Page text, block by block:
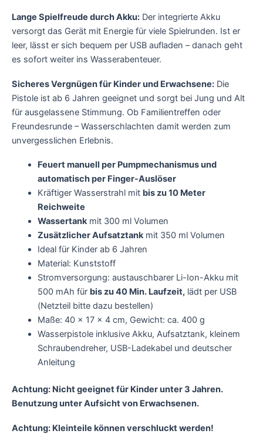
Lange Spielfreude durch Akku: Der integrierte Akku
versorgt das Gerät mit Energie für viele Spielrunden. Ist er
leer, lässt er sich bequem per USB aufladen – danach geht
es sofort weiter ins Wasserabenteuer.
Sicheres Vergnügen für Kinder und Erwachsene: Die
Pistole ist ab 6 Jahren geeignet und sorgt bei Jung und Alt
für ausgelassene Stimmung. Ob Familientreffen oder
Freundesrunde – Wasserschlachten damit werden zum
unvergesslichen Erlebnis.
Feuert manuell per Pumpmechanismus und
automatisch per Finger-Auslöser
Kräftiger Wasserstrahl mit bis zu 10 Meter
Reichweite
Wassertankmit 300 ml Volumen
Zusätzlicher Aufsatztankmit 350 ml Volumen
Ideal für Kinder ab 6 Jahren
Material: Kunststoff
Stromversorgung: austauschbarer Li-Ion-Akku mit
500 mAh für bis zu 40 Min. Laufzeit,lädt per USB
(Netzteil bitte dazu bestellen)
Maße: 40 x 17 x 4 cm, Gewicht: ca. 400 g
Wasserpistole inklusive Akku, Aufsatztank, kleinem
Schraubendreher, USB-Ladekabel und deutscher
Anleitung
Achtung: Nicht geeignet für Kinder unter 3 Jahren.
Benutzung unter Aufsicht von Erwachsenen.
Achtung: Kleinteile können verschluckt werden!